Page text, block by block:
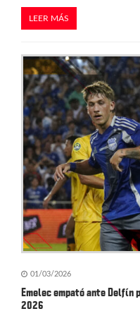
LEER MÁS
01/03/2026
Emelec empató ante Delfín
2026